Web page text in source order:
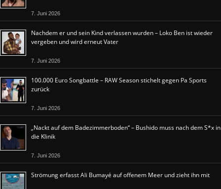
7. Juni 2026
Nachdem er und sein Kind verlassen wurden – Loko Ben ist wieder
vergeben und wird erneut Vater
7. Juni 2026
100.000 Euro Songbattle – RAW Season stichelt gegen Pa Sports
zurück
7. Juni 2026
„Nackt auf dem Badezimmerboden“ – Bushido muss nach dem S*x in
die Klinik
7. Juni 2026
Strömung erfasst Ali Bumayé auf offenem Meer und zieht ihn mit